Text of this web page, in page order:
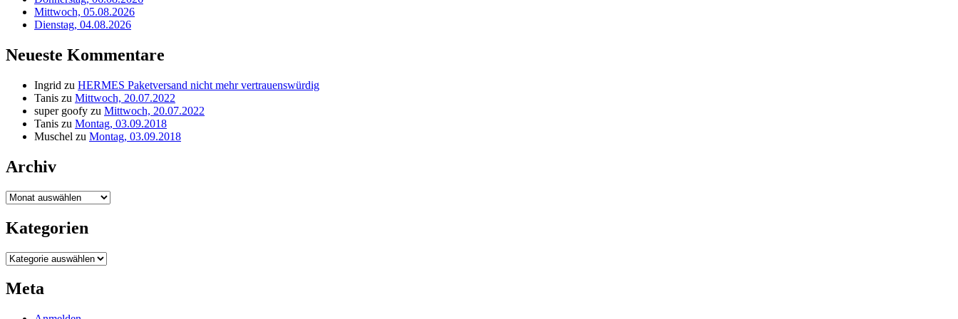
Mittwoch, 05.08.2026
Dienstag, 04.08.2026
Neueste Kommentare
Ingrid zu HERMES Paketversand nicht mehr vertrauenswürdig
Tanis zu Mittwoch, 20.07.2022
super goofy zu Mittwoch, 20.07.2022
Tanis zu Montag, 03.09.2018
Muschel zu Montag, 03.09.2018
Archiv
Archiv
Kategorien
Kategorien
Meta